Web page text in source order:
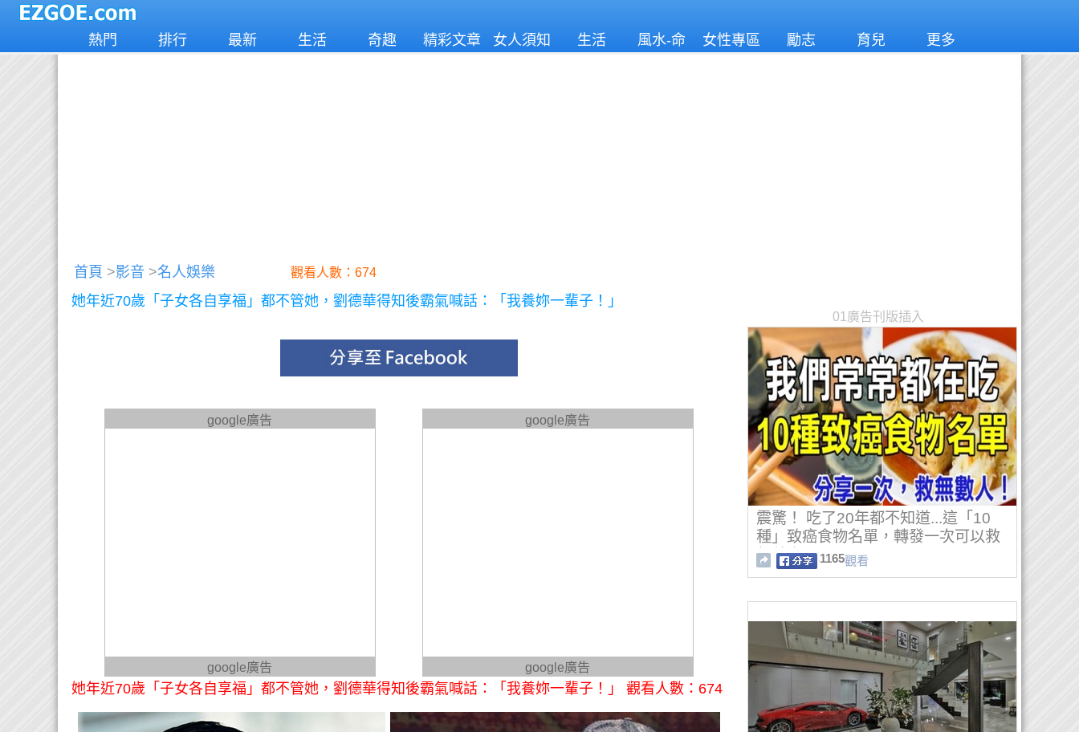
熱門 排行 最新 生活 奇趣 精彩文章 女人須知 生活
風水-命
女性專區 勵志 育兒 更多
首頁 >影音 >名人娛樂 觀看人數：674
她年近70歲「子女各自享福」都不管她，劉德華得知後霸氣喊話：「我養妳一輩子！」
google廣告
google廣告
google廣告
google廣告
她年近70歲「子女各自享福」都不管她，劉德華得知後霸氣喊話：「我養妳一輩子！」 觀看人數：674
01廣告刊版插入
震驚！ 吃了20年都不知道...這「10
種」致癌食物名單，轉發一次可以救
無數人！ 1165觀看